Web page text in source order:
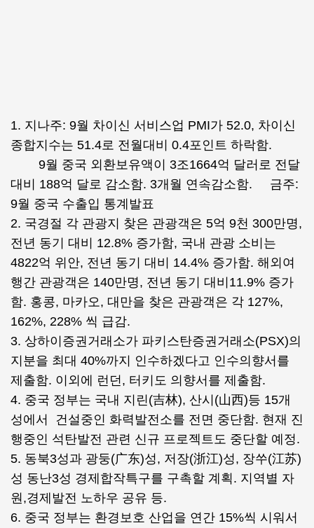
1. 지나주: 9월 차이신 서비스업 PMI가 52.0, 차이신
종합지수는 51.4로 전월대비 0.4포인트 하락함.
9월 중국 외환보유액이 3조1664억 달러로 전달
대비 188억 달로 감소함. 3개월 연속감소함. 금주:
9월 중국 수출입 통계발표
2. 국경절 각 관광지 찾은 관광객은 5억 9천 300만명,
전년 동기 대비 12.8% 증가함, 국내 관광 소비는
4822억 위안, 전년 동기 대비 14.4% 증가함. 해외여
행간 관광객은 140만명, 전년 동기 대비11.9% 증가
함. 홍콩, 마카오, 대만을 찾은 관광객은 각 127%,
162%, 228% 씩 급감.
3. 상하이증권거래소가 파키스탄증권거래소(PSX)의
지분을 최대 40%까지 인수하겠다고 인수의향서를
제출함. 이외에 런던, 터키도 의향서를 제출함.
4. 중국 정부는 국내 지린(吉林), 산시(山西)등 15개
성에서 건설중인 화력발전소를 전면 중단함. 현재 진
행중인 석탄발전 관련 신규 프로젝트도 중단할 예정.
5. 동북3성과 광둥(广东)성, 저장(浙江)성, 장쑤(江苏)
성 동난3성 경제합작특구를 구촉할 계획. 지역별 자
원,경제발전 노하우 공유 등.
6. 중국 정부는 환경보호 산업을 연간 15%씩 시워서